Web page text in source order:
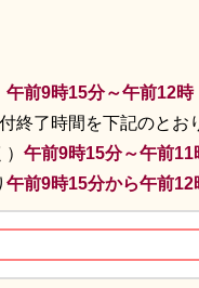
午前9時15分～午前12時
終了時間を下記のとお
午前9時15分～午前11
午前9時15分から午前12